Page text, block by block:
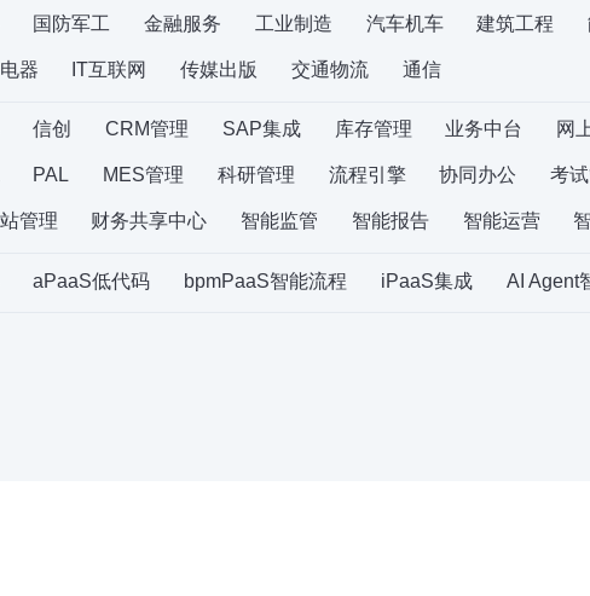
国防军工 金融服务 工业制造 汽车机车 建筑工程
器 IT互联网 传媒出版 交通物流 通信
信创 CRM管理 SAP集成 库存管理 业务中台 网
PAL MES管理 科研管理 流程引擎 协同办公 考
管理 财务共享中心 智能监管 智能报告 智能运营
aPaaS低代码 bpmPaaS智能流程 iPaaS集成 AI Agent